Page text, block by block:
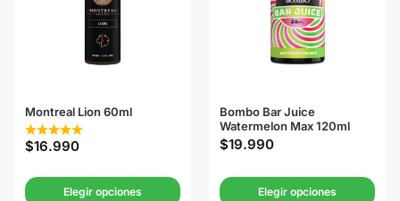
Montreal Lion 60ml
$16.990
Elegir opciones
Bombo Bar Juice
Watermelon Max 120ml
$19.990
Elegir opciones